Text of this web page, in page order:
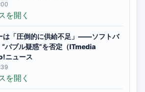
を開く
は「圧倒的に供給不足」――ソフトバ
バブル疑惑”を否定（ITmedia
ニュース
を開く